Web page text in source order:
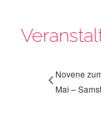
Novene
Mai –